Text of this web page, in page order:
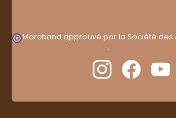
Marchand approuvé par la Société des
.